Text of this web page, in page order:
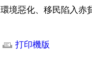
環境惡化、移民陷入
打印機版